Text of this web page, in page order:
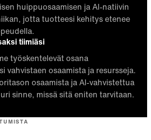
huippuosaamisen ja AI-natiivin
jotta tuotteesi kehitys etenee
tiimiäsi
työskentelevät osana
vahvistaen osaamista ja resursseja.
osaamista ja AI-vahvistettua
sinne, missä sitä eniten tarvitaan.